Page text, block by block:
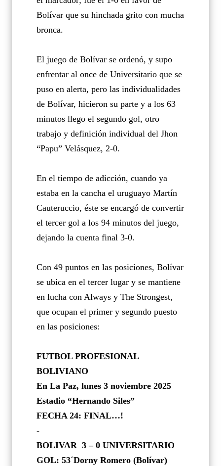
Bolívar que su hinchada grito con mucha
bronca.
El juego de Bolívar se ordenó, y supo
enfrentar al once de Universitario que se
puso en alerta, pero las individualidades
de Bolívar, hicieron su parte y a los 63
minutos llego el segundo gol, otro
trabajo y definición individual del Jhon
“Papu” Velásquez, 2-0.
En el tiempo de adicción, cuando ya
estaba en la cancha el uruguayo Martín
Cauteruccio, éste se encargó de convertir
el tercer gol a los 94 minutos del juego,
dejando la cuenta final 3-0.
Con 49 puntos en las posiciones, Bolívar
se ubica en el tercer lugar y se mantiene
en lucha con Always y The Strongest,
que ocupan el primer y segundo puesto
en las posiciones:
FUTBOL PROFESIONAL
BOLIVIANO
En La Paz, lunes 3 noviembre 2025
Estadio “Hernando Siles”
FECHA 24: FINAL…!
-
BOLIVAR 3 – 0 UNIVERSITARIO
GOL: 53´Dorny Romero (Bolívar)